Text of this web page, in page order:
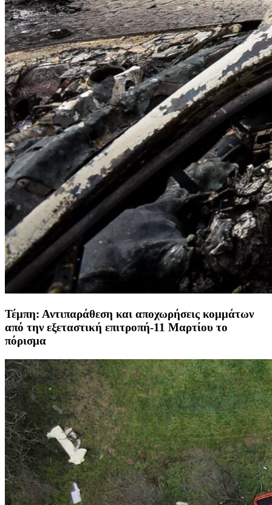
Τέμπη: Αντιπαράθεση και αποχωρήσεις κομμάτων
από την εξεταστική επιτροπή-11 Μαρτίου το
πόρισμα